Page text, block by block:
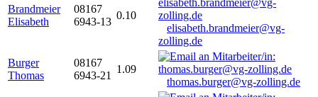
Brandmeier
Elisabeth
08167
6943-13
0.10
elisabeth.brandmeier@vg-
zolling.de
Burger
Thomas
08167
6943-21
1.09
thomas.burger@vg-zolling.de